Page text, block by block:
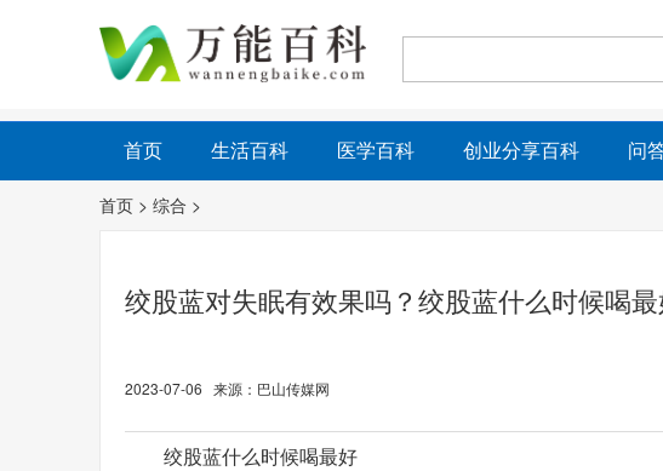
首页 生活百科 医学百科 创业分享百科 问
首页 > 综合 >
绞股蓝对失眠有效果吗？绞股蓝什么时候喝最
2023-07-06 来源：巴山传媒网
绞股蓝什么时候喝最好